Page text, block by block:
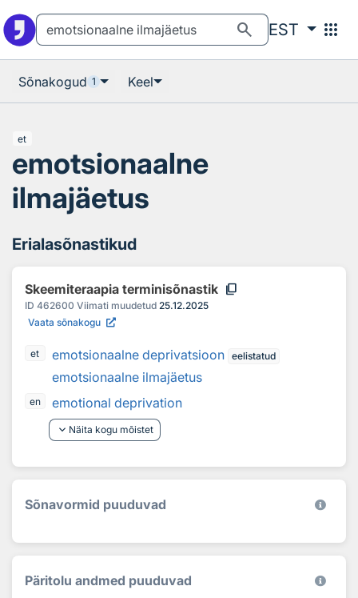
search EST apps
Sõnakogud 1 Keel
et
emotsionaalne
ilmajäetus
Erialasõnastikud
Skeemiteraapia terminisõnastik content_copy
ID 462600 Viimati muudetud 25.12.2025
Vaata sõnakogu
et emotsionaalne deprivatsioon eelistatud
emotsionaalne ilmajäetus
en
emotional deprivation
keyboard_arrow_down Näita kogu mõistet
Sõnavormid puuduvad
Päritolu andmed puuduvad